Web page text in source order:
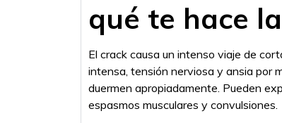
qué te hace
El crack causa un intenso viaje de
intensa, tensión nerviosa y ansia por
duermen apropiadamente. Pueden
espasmos musculares y convulsiones.